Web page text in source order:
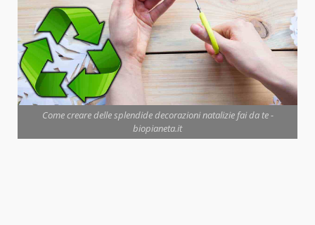
Come creare delle splendide decorazioni natalizie fai da te -
biopianeta.it